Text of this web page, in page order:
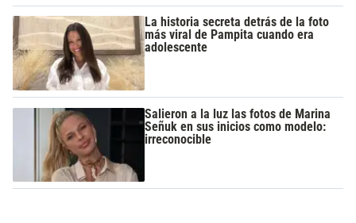
La historia secreta detrás de la foto
más viral de Pampita cuando era
adolescente
Salieron a la luz las fotos de Marina
Señuk en sus inicios como modelo:
irreconocible